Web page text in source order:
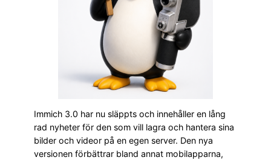
Immich 3.0 har nu släppts och innehåller en lång
rad nyheter för den som vill lagra och hantera sina
bilder och videor på en egen server. Den nya
versionen förbättrar bland annat mobilapparna,